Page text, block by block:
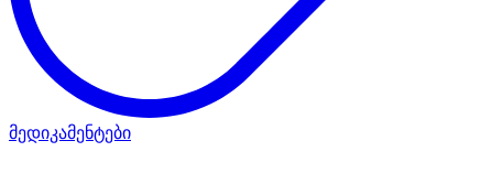
მედიკამენტები